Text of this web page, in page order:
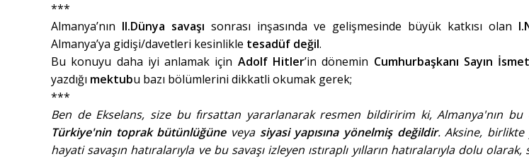
***
Almanya’nın II.Dünya savaşı sonrası inşasında ve gelişmesinde büyük katkısı olan
Almanya’ya gidişi/davetleri kesinlikle tesadüf değil.
Bu konuyu daha iyi anlamak için Adolf Hitler’in dönemin Cumhurbaşkanı Sayın
yazdığı mektubu bazı bölümlerini dikkatli okumak gerek;
***
Ben de Ekselans, size bu fırsattan yararlanarak resmen bildiririm ki, Almanya'nın
Türkiye'nin toprak bütünlüğüne veya siyasi yapısına yönelmiş değildir. Aksine,
hayati savaşın hatıralarıyla ve bu savaşı izleyen ıstıraplı yılların hatıralarıyla dolu olarak,